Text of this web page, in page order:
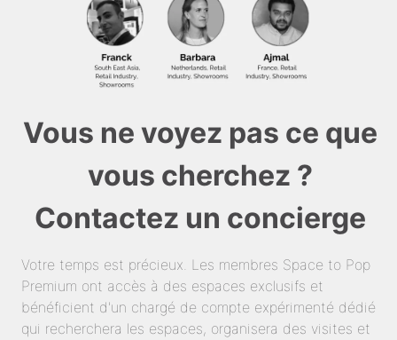
Vous ne voyez pas ce que
vous cherchez ?
Contactez un concierge
Votre temps est précieux. Les membres Space to Pop
Premium ont accès à des espaces exclusifs et
bénéficient d'un chargé de compte expérimenté dédié
qui recherchera les espaces, organisera des visites et